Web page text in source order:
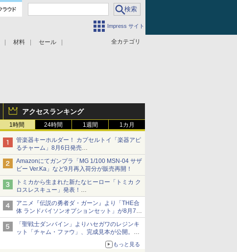
Impress サイト
全カテゴリ
材料 セール
アクセスランキング
1時間 24時間 1週間 1カ月
管楽器キーホルダー！ カプセルトイ「楽器アピ
るチャーム」8月6日発売
チューバ、テナサクなど5種各3色
Amazonにてガンプラ「MG 1/100 MSN-04 サザ
ビー Ver.Ka」など9月再入荷分が販売再開！
トミカから生まれた新たなヒーロー「トミカ ク
ロスレスキュー」発表！
詳細は後日公開予定
アニメ『伝説の勇者ダ・ガーン』より「THE合
体 ランドバイソンオプションセット」が8月7日
から予約受付開始！
「聖戦士ダンバイン」よりハセガワのレジンキ
ット「チャム・ファウ」、完成見本が公開。9
もっと見る